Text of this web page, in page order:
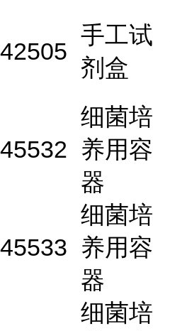
42505
手工试
剂盒
45532
细菌培
养用容
器
45533
细菌培
养用容
器
细菌培